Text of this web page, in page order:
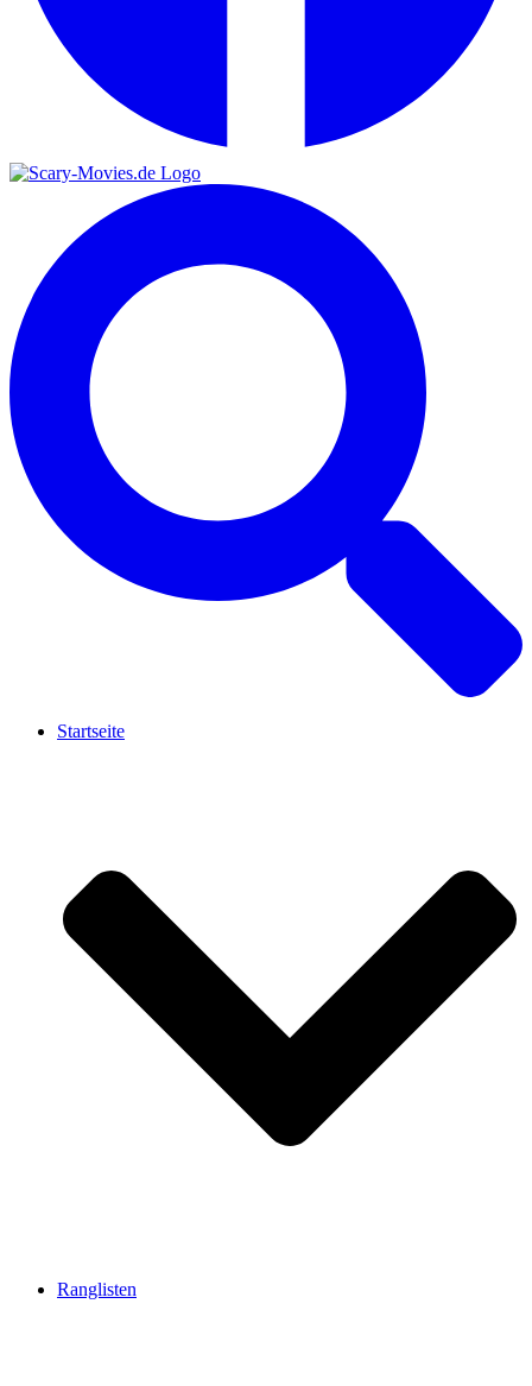
Startseite
Ranglisten